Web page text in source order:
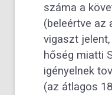
száma a
(beleértve az
vigaszt
hőség miatti
igényelnek
(az átlagos